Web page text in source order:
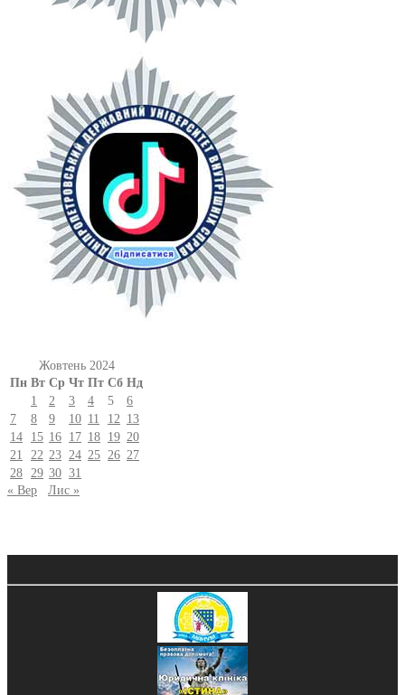
Жовтень 2024
Пн Вт Ср Чт Пт Сб Нд
1
2 3 4 5
6
7
8 9 10 11 12 13
14
15 16 17 18 19 20
21
22 23 24 25 26 27
28 29 30 31
« Вер
Лис »